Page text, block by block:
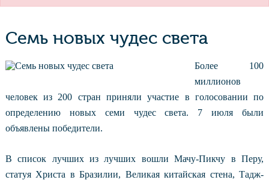
Семь новых чудес света
Более 100
миллионов
человек из 200 стран приняли участие в голосовании по
определению новых семи чудес света. 7 июля были
объявлены победители.
В список лучших из лучших вошли Мачу-Пикчу в Перу,
статуя Христа в Бразилии, Великая китайская стена, Тадж-